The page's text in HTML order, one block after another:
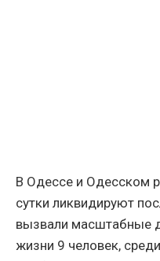
В Одессе и Одесском
сутки ликвидируют
вызвали масштабные
жизни 9 человек,